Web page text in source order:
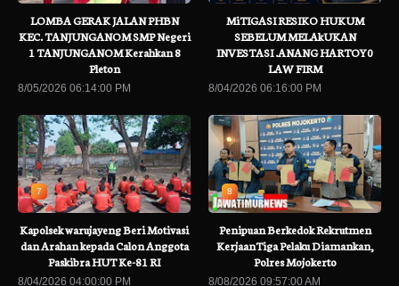
LOMBA GERAK JALAN PHBN
KEC. TANJUNGANOM SMP Negeri
1 TANJUNGANOM Kerahkan 8
Pleton
8/05/2026 06:14:00 PM
MiTIGASI RESIKO HUKUM
SEBELUM MELAkUKAN
INVESTASI .ANANG HARTOY0
LAW FIRM
8/04/2026 06:16:00 PM
7
Kapolsek warujayeng Beri Motivasi
dan Arahan kepada Calon Anggota
Paskibra HUT Ke-81 RI
8/04/2026 04:00:00 PM
8
Penipuan Berkedok Rekrutmen
KerjaanTiga Pelaku Diamankan,
Polres Mojokerto
8/08/2026 09:57:00 AM